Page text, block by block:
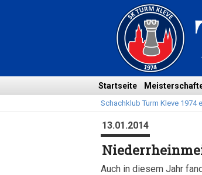
überspringen
Startseite
Schachklub Turm Kleve 1974
13.01.2014
Auch in diesem Jahr